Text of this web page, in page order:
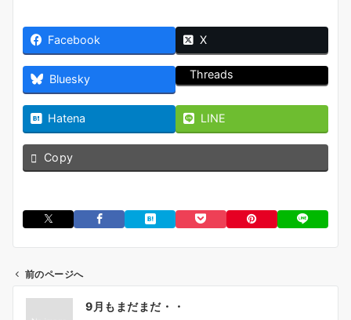
Facebook X
Bluesky Threads
Hatena LINE
Copy
前のページへ
9月もまだまだ・・